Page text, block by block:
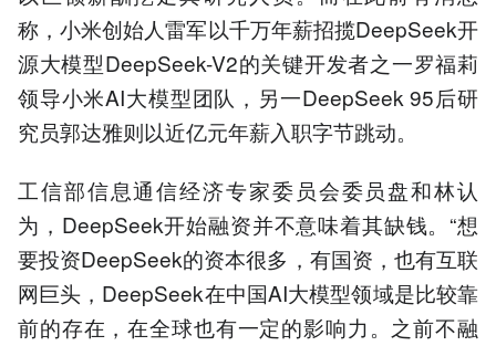
称，小米创始人雷军以千万年薪招揽DeepSeek开
源大模型DeepSeek-V2的关键开发者之一罗福莉
领导小米AI大模型团队，另一DeepSeek 95后研
究员郭达雅则以近亿元年薪入职字节跳动。
工信部信息通信经济专家委员会委员盘和林认
为，DeepSeek开始融资并不意味着其缺钱。“想
要投资DeepSeek的资本很多，有国资，也有互联
网巨头，DeepSeek在中国AI大模型领域是比较靠
前的存在，在全球也有一定的影响力。之前不融